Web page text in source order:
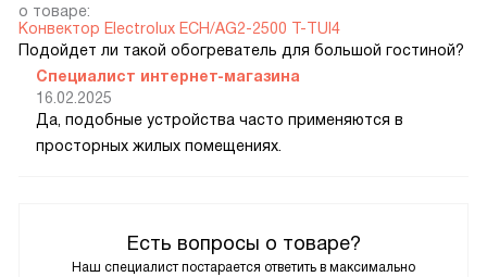
Есть вопросы о товаре?
Наш специалист постарается ответить в максимально
о товаре:
Конвектор Electrolux ECH/AG2-2500 T-TUI4
Подойдет ли такой обогреватель для большой гостиной?
Специалист интернет-магазина
16.02.2025
Да, подобные устройства часто применяются в
просторных жилых помещениях.